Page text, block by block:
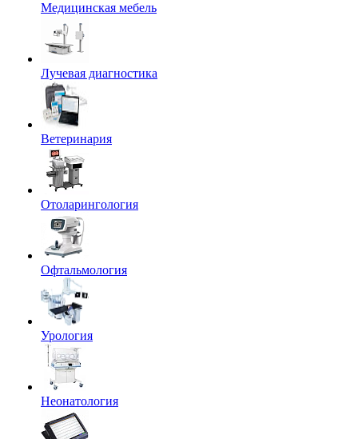
Медицинская мебель
Лучевая диагностика
Ветеринария
Отоларингология
Офтальмология
Урология
Неонатология